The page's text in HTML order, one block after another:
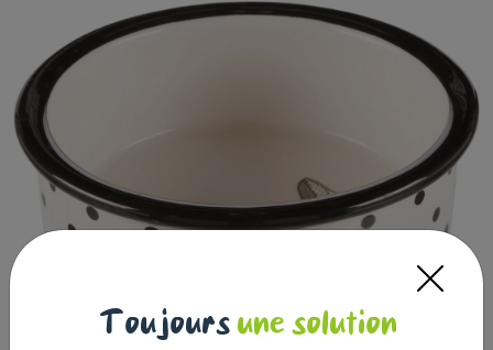
Toujours une solution